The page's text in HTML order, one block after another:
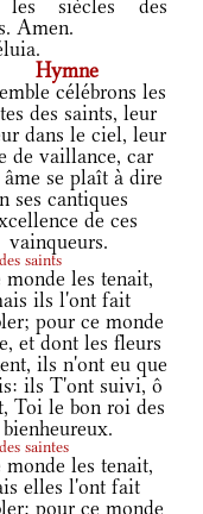
les siècles des
Amen.
Hymne
célébrons les
des saints, leur
dans le ciel, leur
de vaillance, car
se plaît à dire
ses cantiques
de ces
vainqueurs.
saints
les tenait,
ils l'ont fait
pour ce monde
et dont les fleurs
ils n'ont eu que
ils T'ont suivi, ô
Toi le bon roi des
bienheureux.
saintes
les tenait,
elles l'ont fait
pour ce monde